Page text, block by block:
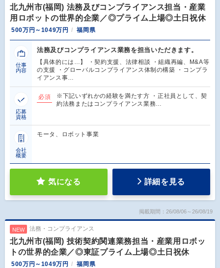
北九州市(福岡) 法務及びコンプライアンス担当・産業
用ロボットの世界的企業／◎プライム上場◎土日祝休
500万円～1049万円 福岡県
仕事
内容
法務及びコンプライアンス業務を担当いただきます。
【具体的には…】 ・契約支援、法律相談 ・組織再編、M&A等
の支援 ・グローバルコンプライアンス体制の構築 ・コンプラ
イアンス事…
応募
資格
必須
※下記いずれかの経験を満たす方 ・正社員として、契
約法務またはコンプライアンス業務…
会社
概要
モータ、ロボット事業
気になる 詳細を見る
掲載期間：26/08/06～26/08/19
NEW 法務・コンプライアンス
北九州市(福岡) 技術契約関連業務担当・産業用ロボッ
トの世界的企業／◎東証プライム上場◎土日祝休
500万円～1049万円 福岡県